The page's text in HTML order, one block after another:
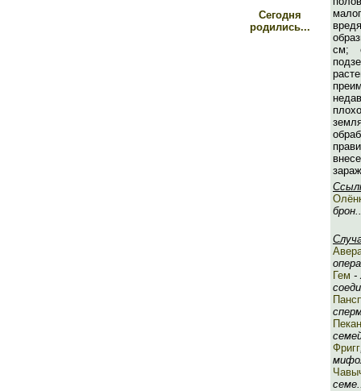
Сегодня
родились...
см;
Гем -
Пекан
Фригг